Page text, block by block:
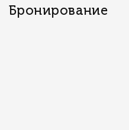
Бронирование